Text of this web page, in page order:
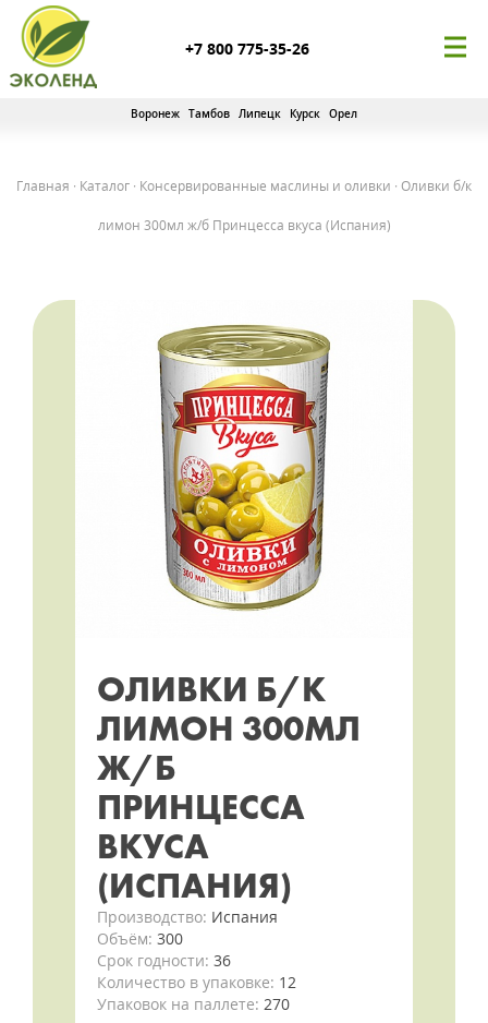
+7 800 775-35-26
Воронеж Тамбов Липецк Курск Орел
Главная · Каталог · Консервированные маслины и оливки · Оливки б/к
лимон 300мл ж/б Принцесса вкуса (Испания)
ОЛИВКИ Б/К
ЛИМОН 300МЛ
Ж/Б
ПРИНЦЕССА
ВКУСА
(ИСПАНИЯ)
Производство: Испания
Объём: 300
Срок годности: 36
Количество в упаковке: 12
Упаковок на паллете: 270